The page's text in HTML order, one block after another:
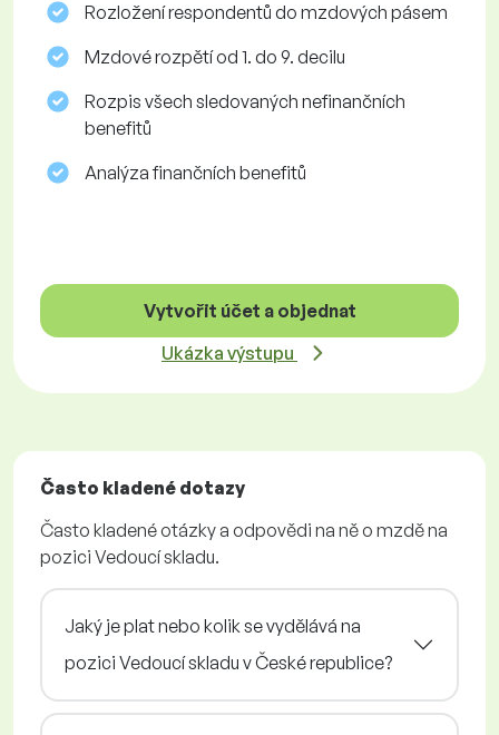
Rozložení respondentů do mzdových pásem
Mzdové rozpětí od 1. do 9. decilu
Rozpis všech sledovaných nefinančních
benefitů
Analýza finančních benefitů
Vytvořit účet a objednat
Ukázka výstupu
Často kladené dotazy
Často kladené otázky a odpovědi na ně o mzdě na
pozici Vedoucí skladu.
Jaký je plat nebo kolik se vydělává na
pozici Vedoucí skladu v České republice?